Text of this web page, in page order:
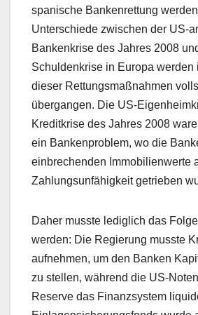
spanische Bankenrettung
Unterschiede zwischen der US-
Bankenkrise des Jahres 2008
Schuldenkrise in Europa werden
dieser Rettungsmaßnahmen
übergangen. Die US-
Kreditkrise des Jahres 2008
ein Bankenproblem, wo die
einbrechenden Immobilienwerte
Zahlungsunfähigkeit getrieben
Daher musste lediglich das
werden: Die Regierung musste
aufnehmen, um den Banken
zu stellen, während die US-
Reserve das Finanzsystem